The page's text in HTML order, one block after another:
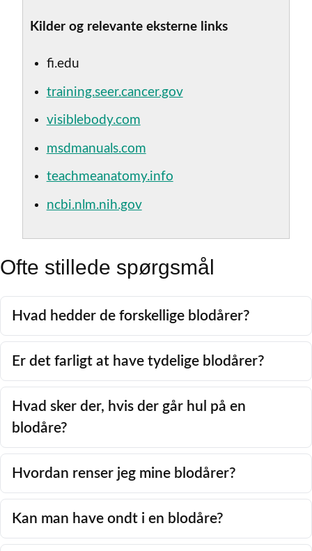
Kilder og relevante eksterne links
fi.edu
training.seer.cancer.gov
visiblebody.com
msdmanuals.com
teachmeanatomy.info
ncbi.nlm.nih.gov
Ofte stillede spørgsmål
Hvad hedder de forskellige blodårer?
Er det farligt at have tydelige blodårer?
Hvad sker der, hvis der går hul på en
blodåre?
Hvordan renser jeg mine blodårer?
Kan man have ondt i en blodåre?